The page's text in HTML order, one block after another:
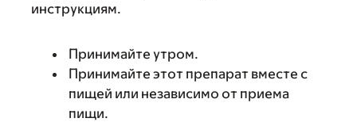
инструкциям.
Принимайте утром.
Принимайте этот препарат вместе с
пищей или независимо от приема
пищи.